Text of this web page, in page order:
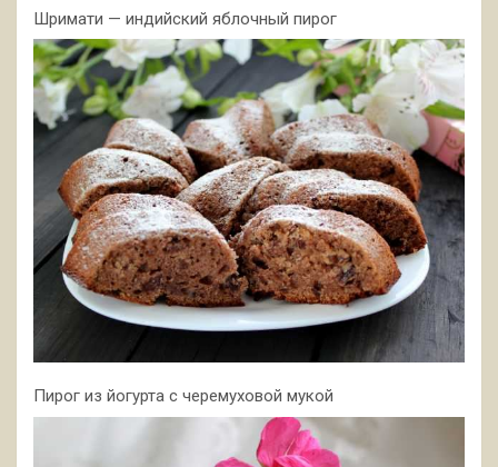
Шримати — индийский яблочный пирог
Пирог из йогурта с черемуховой мукой